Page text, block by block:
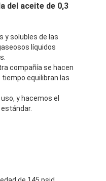
del aceite de 0,3
y solubles de las
líquidos
compañía se hacen
equilibran las
y hacemos el